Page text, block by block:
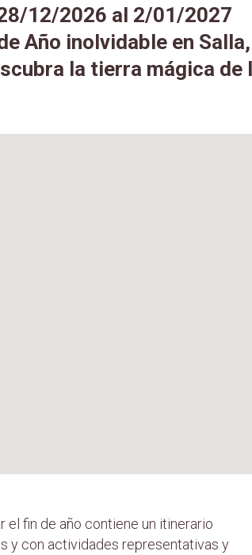
12/2026 al 2/01/2027
Año inolvidable en
la tierra mágica de
el fin de año contiene un itinerario
y con actividades representativas y